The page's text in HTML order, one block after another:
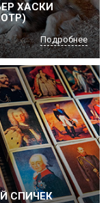
ХАСКИ
Подробнее
СПИЧЕК